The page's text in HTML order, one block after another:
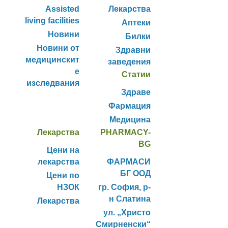
Assisted
living facilities
Новини
Новини от
медицинскит
е
изследвания
Лекарства
Аптеки
Билки
Здравни
заведения
Статии
Здраве
Фармация
Медицина
Лекарства
Цени на
лекарства
Цени по
НЗОК
Лекарства
PHARMACY-
BG
ФАРМАСИ
БГ ООД
гр. София, р-
н Слатина
ул. „Христо
Смирненски“